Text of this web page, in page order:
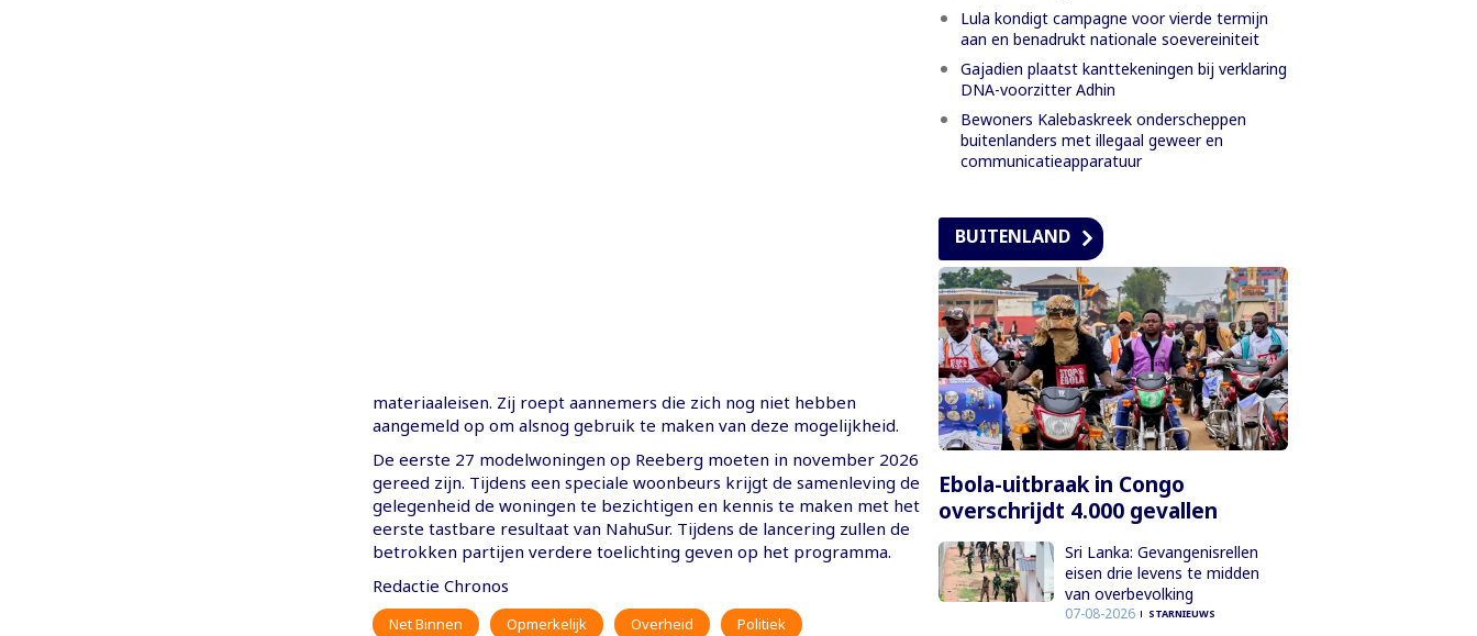
materiaaleisen. Zij roept aannemers die zich nog niet hebben
aangemeld op om alsnog gebruik te maken van deze mogelijkheid.
De eerste 27 modelwoningen op Reeberg moeten in november 2026
gereed zijn. Tijdens een speciale woonbeurs krijgt de samenleving de
gelegenheid de woningen te bezichtigen en kennis te maken met het
eerste tastbare resultaat van NahuSur. Tijdens de lancering zullen de
betrokken partijen verdere toelichting geven op het programma.
Redactie Chronos
Net Binnen Opmerkelijk Overheid Politiek
Lula kondigt campagne voor vierde termijn
aan en benadrukt nationale soevereiniteit
Gajadien plaatst kanttekeningen bij verklaring
DNA-voorzitter Adhin
Bewoners Kalebaskreek onderscheppen
buitenlanders met illegaal geweer en
communicatieapparatuur
BUITENLAND
Ebola-uitbraak in Congo
overschrijdt 4.000 gevallen
Sri Lanka: Gevangenisrellen
eisen drie levens te midden
van overbevolking
07-08-2026 STARNIEUWS